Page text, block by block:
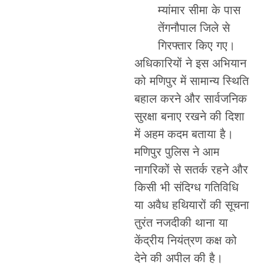
म्यांमार सीमा के पास
तेंगनौपाल जिले से
गिरफ्तार किए गए।
अधिकारियों ने इस अभियान
को मणिपुर में सामान्य स्थिति
बहाल करने और सार्वजनिक
सुरक्षा बनाए रखने की दिशा
में अहम कदम बताया है।
मणिपुर पुलिस ने आम
नागरिकों से सतर्क रहने और
किसी भी संदिग्ध गतिविधि
या अवैध हथियारों की सूचना
तुरंत नजदीकी थाना या
केंद्रीय नियंत्रण कक्ष को
देने की अपील की है।